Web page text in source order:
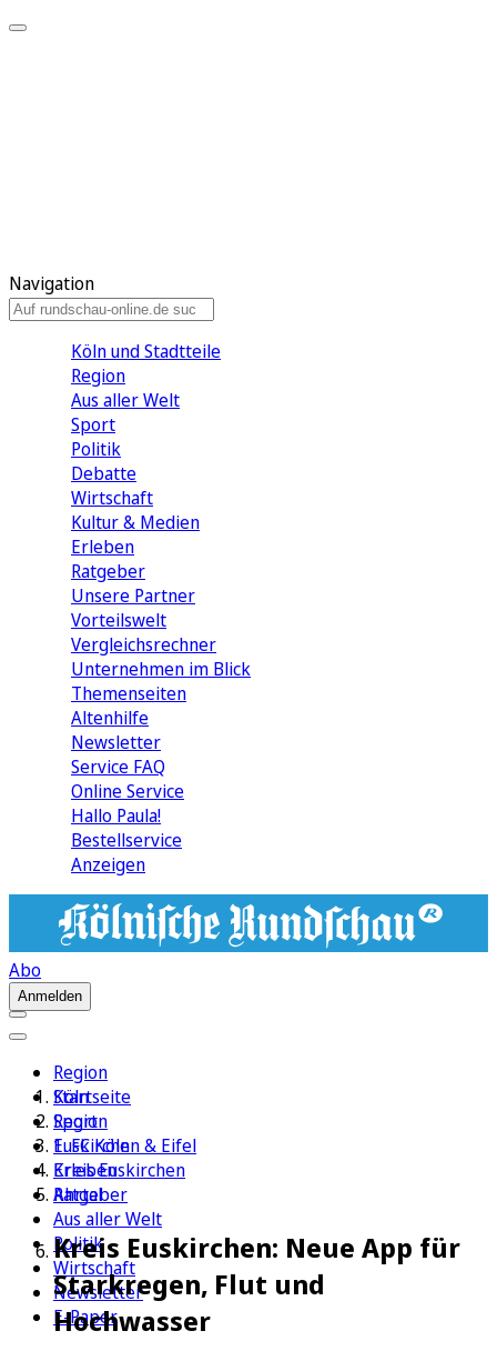
Navigation
Köln und Stadtteile
Region
Aus aller Welt
Sport
Politik
Debatte
Wirtschaft
Kultur & Medien
Erleben
Ratgeber
Unsere Partner
Vorteilswelt
Vergleichsrechner
Unternehmen im Blick
Themenseiten
Altenhilfe
Newsletter
Service FAQ
Online Service
Hallo Paula!
Bestellservice
Anzeigen
Abo
Anmelden
Region
Köln
Sport
1. FC Köln
Erleben
Ratgeber
Aus aller Welt
Politik
Wirtschaft
Newsletter
E-Paper
Startseite
Region
Euskirchen & Eifel
Kreis Euskirchen
Ahrtal
Kreis Euskirchen: Neue App für
Starkregen, Flut und
Hochwasser